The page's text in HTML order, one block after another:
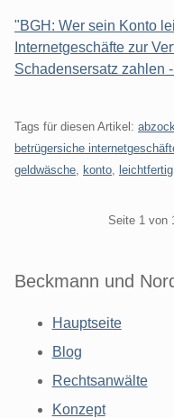
"BGH: Wer sein Konto
Internetgeschäfte zur
Schadensersatz zahlen
Tags für diesen Artikel:
betrügersiche
geldwäsche
konto leichtfertig
Seite 1 von
Beckmann und
Hauptseite
Blog
Rechtsanwälte
Konzept